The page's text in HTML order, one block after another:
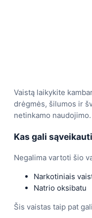
Vaistą laikykite
drėgmės, šilumos ir
netinkamo naudojimo.
Kas gali
Negalima vartoti šio
Narkotiniais
Natrio oksibatu
Šis vaistas taip pat